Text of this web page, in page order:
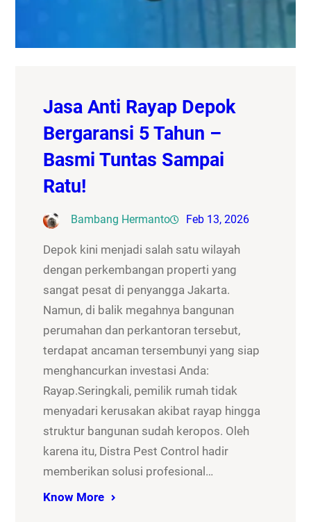
Jasa Anti Rayap Depok
Bergaransi 5 Tahun –
Basmi Tuntas Sampai
Ratu!
Bambang Hermanto Feb 13, 2026
Depok kini menjadi salah satu wilayah
dengan perkembangan properti yang
sangat pesat di penyangga Jakarta.
Namun, di balik megahnya bangunan
perumahan dan perkantoran tersebut,
terdapat ancaman tersembunyi yang siap
menghancurkan investasi Anda:
Rayap.Seringkali, pemilik rumah tidak
menyadari kerusakan akibat rayap hingga
struktur bangunan sudah keropos. Oleh
karena itu, Distra Pest Control hadir
memberikan solusi profesional…
Know More